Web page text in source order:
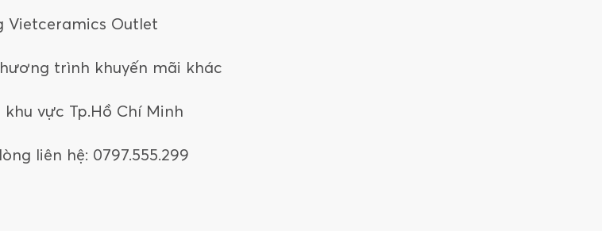
Vietceramics Outlet
trình khuyến mãi khác
vực Tp.Hồ Chí Minh
liên hệ: 0797.555.299